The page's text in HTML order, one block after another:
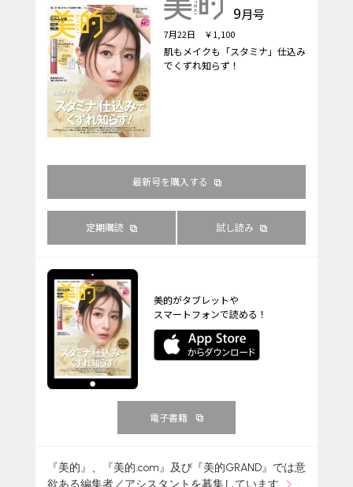
9月号
7月22日 ￥1,100
肌もメイクも「スタミナ」仕込み
でくずれ知らず！
最新号を購入する
定期購読 試し読み
美的がタブレットや
スマートフォンで読める！
電子書籍
『美的』、『美的.com』及び『美的GRAND』では意